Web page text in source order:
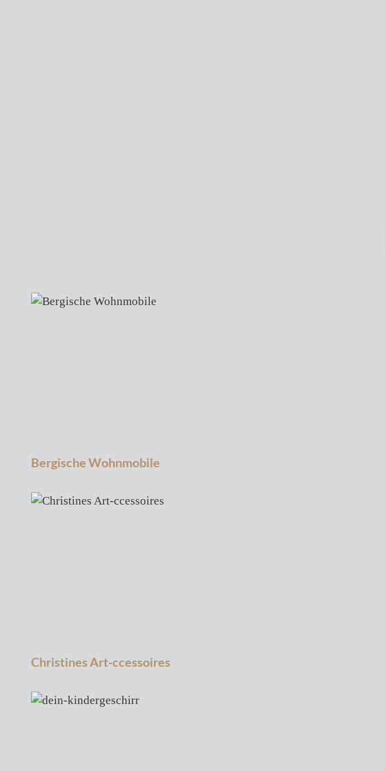
Produktgalerie überspringen
Bergische Wohnmobile
Christines Art-ccessoires